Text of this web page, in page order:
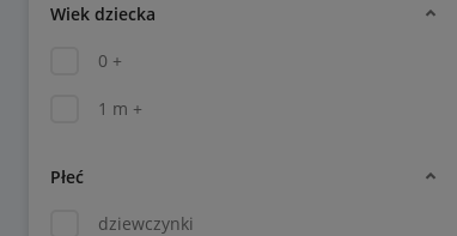
Wiek dziecka
0 +
1 m +
Płeć
dziewczynki